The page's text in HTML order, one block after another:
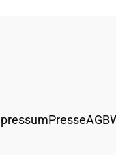
PresseAGB